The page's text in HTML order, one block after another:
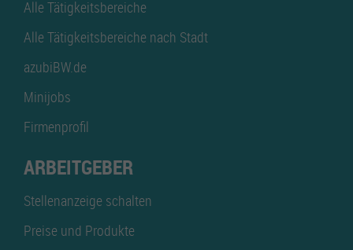
Alle Tätigkeitsbereiche
Alle Tätigkeitsbereiche nach Stadt
azubiBW.de
Minijobs
Firmenprofil
ARBEITGEBER
Stellenanzeige schalten
Preise und Produkte